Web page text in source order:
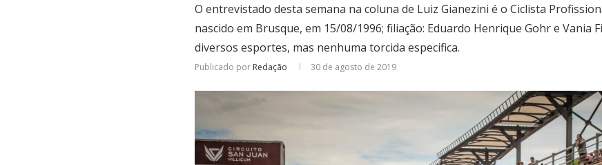
O entrevistado desta semana na coluna de Luiz Gianezini é o Ciclista
nascido em Brusque, em 15/08/1996; filiação: Eduardo Henrique Gohr e Vania
diversos esportes, mas nenhuma torcida especifica.
Publicado por Redação 30 de agosto de 2019